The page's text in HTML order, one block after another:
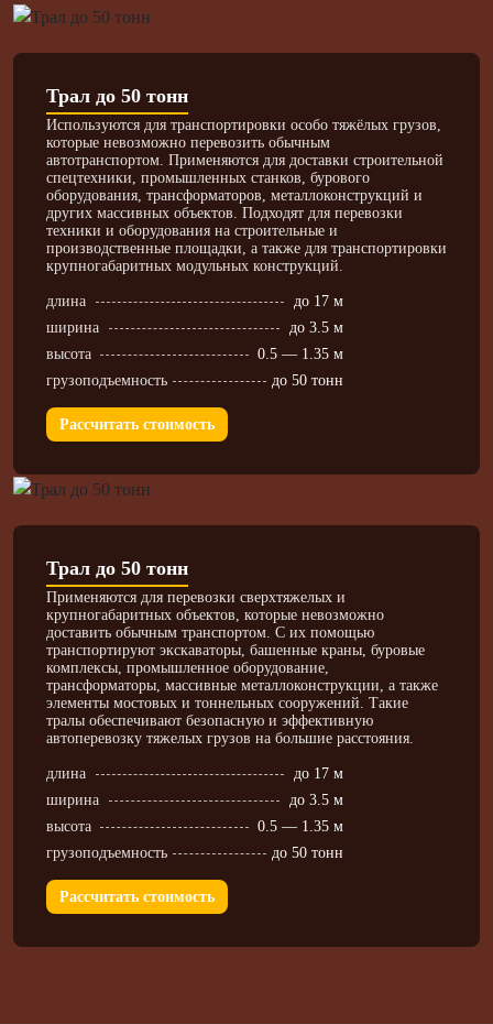
Трал до 50 тонн
Используются для транспортировки особо тяжёлых грузов,
которые невозможно перевозить обычным
автотранспортом. Применяются для доставки строительной
спецтехники, промышленных станков, бурового
оборудования, трансформаторов, металлоконструкций и
других массивных объектов. Подходят для перевозки
техники и оборудования на строительные и
производственные площадки, а также для транспортировки
крупногабаритных модульных конструкций.
длина
до 17 м
ширина
до 3.5 м
высота
0.5 — 1.35 м
грузоподъемность
до 50 тонн
Рассчитать стоимость
Трал до 50 тонн
Применяются для перевозки сверхтяжелых и
крупногабаритных объектов, которые невозможно
доставить обычным транспортом. С их помощью
транспортируют экскаваторы, башенные краны, буровые
комплексы, промышленное оборудование,
трансформаторы, массивные металлоконструкции, а также
элементы мостовых и тоннельных сооружений. Такие
тралы обеспечивают безопасную и эффективную
автоперевозку тяжелых грузов на большие расстояния.
длина
до 17 м
ширина
до 3.5 м
высота
0.5 — 1.35 м
грузоподъемность
до 50 тонн
Рассчитать стоимость